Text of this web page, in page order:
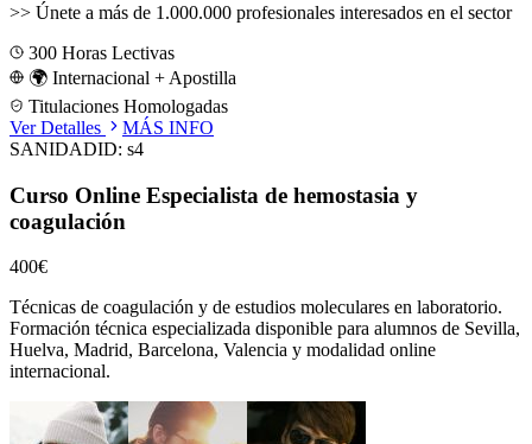
>> Únete a más de 1.000.000 profesionales interesados en el sector
300 Horas Lectivas
🌍 Internacional + Apostilla
Titulaciones Homologadas
Ver Detalles
MÁS INFO
SANIDADID: s4
Curso Online Especialista de hemostasia y
coagulación
400€
Técnicas de coagulación y de estudios moleculares en laboratorio.
Formación técnica especializada disponible para alumnos de Sevilla,
Huelva, Madrid, Barcelona, Valencia y modalidad online
internacional.